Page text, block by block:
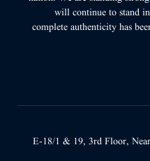
will continue to stand
complete authenticity has
E-18/1 & 19, 3rd Floor,